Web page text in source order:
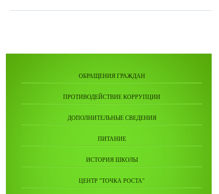
ОБРАЩЕНИЯ ГРАЖДАН
ПРОТИВОДЕЙСТВИЕ КОРРУПЦИИ
ДОПОЛНИТЕЛЬНЫЕ СВЕДЕНИЯ
ПИТАНИЕ
ИСТОРИЯ ШКОЛЫ
ЦЕНТР "ТОЧКА РОСТА"